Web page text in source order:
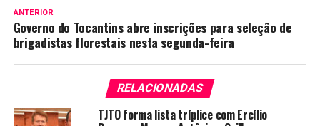
ANTERIOR
Governo do Tocantins abre inscrições para seleção de
brigadistas florestais nesta segunda-feira
RELACIONADAS
TJTO forma lista tríplice com Ercílio